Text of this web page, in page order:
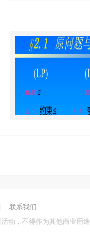
联系我们
动，不得作为其他商业用